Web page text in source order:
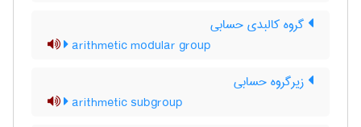
گروه کالبدی حسابی
arithmetic modular group
زیرگروه حسابی
arithmetic subgroup